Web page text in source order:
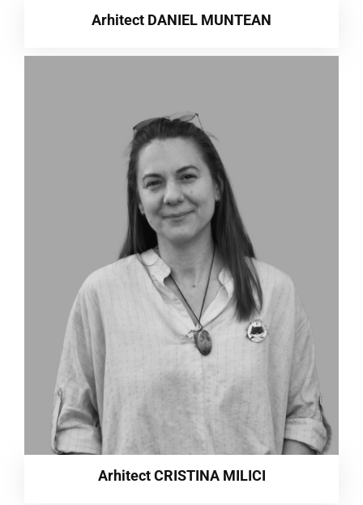
Arhitect DANIEL MUNTEAN
Arhitect CRISTINA MILICI